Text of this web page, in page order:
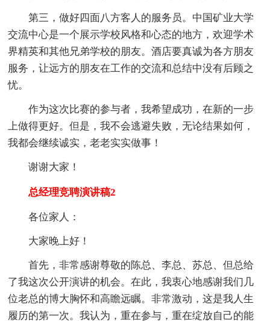
第三，做好四面八方客人的服务员。 中国矿业大学
交流中心是一个展示学校风格和心态的地方，欢迎学术
界精英和其他兄弟学校的朋友。酒店要真诚为各方朋友
服务，让远方的朋友在工作的交流和总结中没有后顾之
忧。
作为这次比赛的参与者，我希望成功，在新的一步
上做得更好。但是，我不会逃避失败，无论结果如何，
我都会继续诚实，老老实实做事！
谢谢大家！
总经理竞聘演讲稿2
各位家人：
大家晚上好！
首先，非常感谢尊敬的陈总、李总、苏总、但总给
了我这次公开演讲的机会。在此，我衷心地感谢我们几
位老总的博大胸怀和高瞻远瞩。非常激动，这是我人生
履历的第一次。我认为，重在参与，重在绽放自己的能